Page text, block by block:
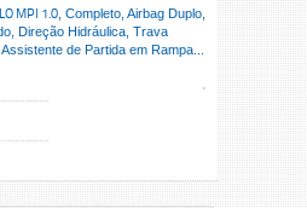
MPI 1.0 , Completo, Airbag Duplo,
Direção Hidráulica, Trava
de Partida em Rampa...